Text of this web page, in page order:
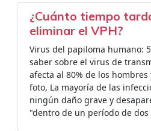
¿Cuánto tiempo
eliminar el VPH?
Virus del papiloma humano:
saber sobre el virus de
afecta al 80% de los
foto, La mayoría de las
ningún daño grave y
"dentro de un período de dos